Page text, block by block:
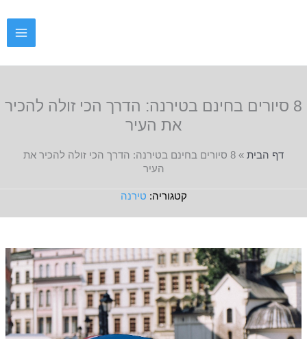
8 סיורים בחינם בטירנה: הדרך הכי זולה להכיר
את העיר
דף הבית »
8 סיורים בחינם בטירנה: הדרך הכי זולה להכיר את
העיר
טירנה